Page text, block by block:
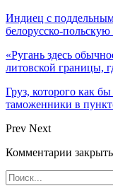
Индиец с
белорусско-
«Ругань здесь
литовской границы,
Груз, которого как
таможенники в
Prev Next
Комментарии